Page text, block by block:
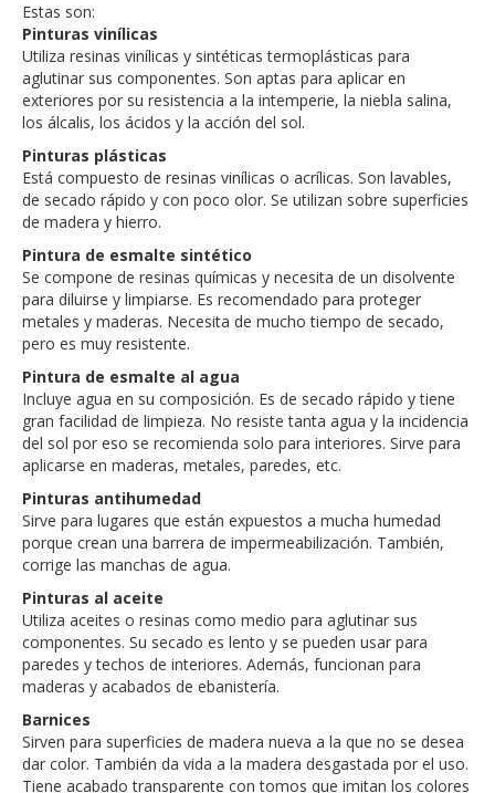
Estas son:
Pinturas vinílicas
Utiliza resinas vinílicas y sintéticas termoplásticas para
aglutinar sus componentes. Son aptas para aplicar en
exteriores por su resistencia a la intemperie, la niebla salina,
los álcalis, los ácidos y la acción del sol.
Pinturas plásticas
Está compuesto de resinas vinílicas o acrílicas. Son lavables,
de secado rápido y con poco olor. Se utilizan sobre superficies
de madera y hierro.
Pintura de esmalte sintético
Se compone de resinas químicas y necesita de un disolvente
para diluirse y limpiarse. Es recomendado para proteger
metales y maderas. Necesita de mucho tiempo de secado,
pero es muy resistente.
Pintura de esmalte al agua
Incluye agua en su composición. Es de secado rápido y tiene
gran facilidad de limpieza. No resiste tanta agua y la incidencia
del sol por eso se recomienda solo para interiores. Sirve para
aplicarse en maderas, metales, paredes, etc.
Pinturas antihumedad
Sirve para lugares que están expuestos a mucha humedad
porque crean una barrera de impermeabilización. También,
corrige las manchas de agua.
Pinturas al aceite
Utiliza aceites o resinas como medio para aglutinar sus
componentes. Su secado es lento y se pueden usar para
paredes y techos de interiores. Además, funcionan para
maderas y acabados de ebanistería.
Barnices
Sirven para superficies de madera nueva a la que no se desea
dar color. También da vida a la madera desgastada por el uso.
Tiene acabado transparente con tomos que imitan los colores